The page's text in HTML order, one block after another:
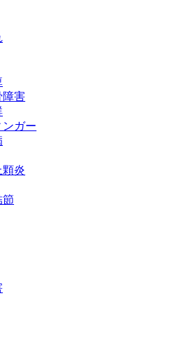
障害
ンガー
顆炎
節